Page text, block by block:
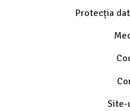
Protecția
Site-